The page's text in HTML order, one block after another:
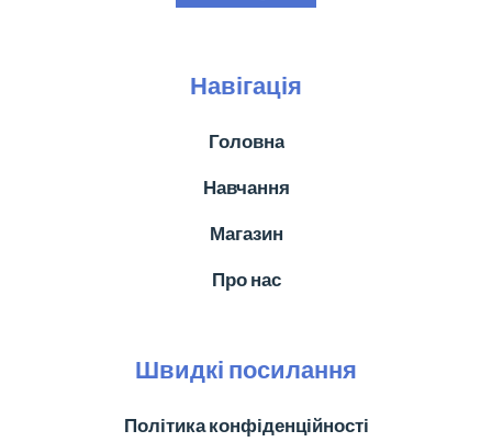
Навігація
Головна
Навчання
Магазин
Про нас
Швидкі посилання
Політика конфіденційності